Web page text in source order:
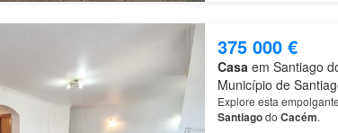
375 000 €
Casa em Santiago
Município de
Explore esta
Santiagodo Cacém.